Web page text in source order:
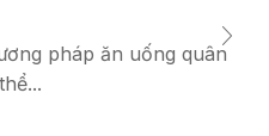
pháp ăn uống quân